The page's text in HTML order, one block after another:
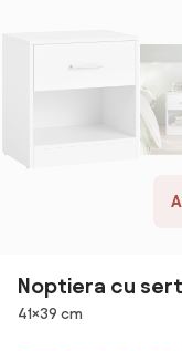
Noptiera cu
Dimensiuni
41×39 cm